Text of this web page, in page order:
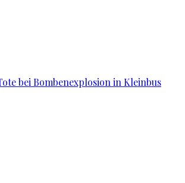
bei Bombenexplosion in Kleinbus